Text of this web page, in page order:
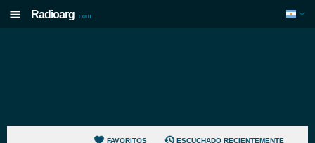
Radioarg .com
FAVORITOS ESCUCHADO RECIENTEMENTE